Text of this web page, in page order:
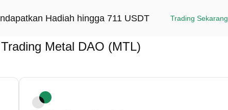
Hadiah hingga 711 USDT Trading Sekarang
Metal DAO (MTL)